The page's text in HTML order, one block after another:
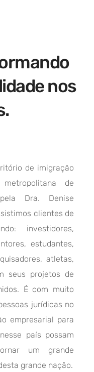
nos
de imigração
de
Dra. Denise
clientes de
investidores,
estudantes,
atletas,
seus projetos de
É com muito
jurídicas no
empresarial para
país possam
um grande
grande nação.